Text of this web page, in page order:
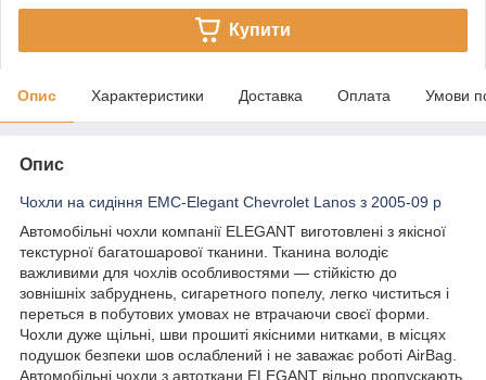
Купити
Опис Характеристики Доставка Оплата Умови
Опис
Чохли на сидіння EMC-Elegant Chevrolet Lanos з 2005-09 р
Автомобільні чохли компанії ELEGANT виготовлені з якісної
текстурної багатошарової тканини. Тканина володіє
важливими для чохлів особливостями — стійкістю до
зовнішніх забруднень, сигаретного попелу, легко чиститься і
переться в побутових умовах не втрачаючи своєї форми.
Чохли дуже щільні, шви прошиті якісними нитками, в місцях
подушок безпеки шов ослаблений і не заважає роботі AirBag.
Автомобільні чохли з автоткани ELEGANT вільно пропускають